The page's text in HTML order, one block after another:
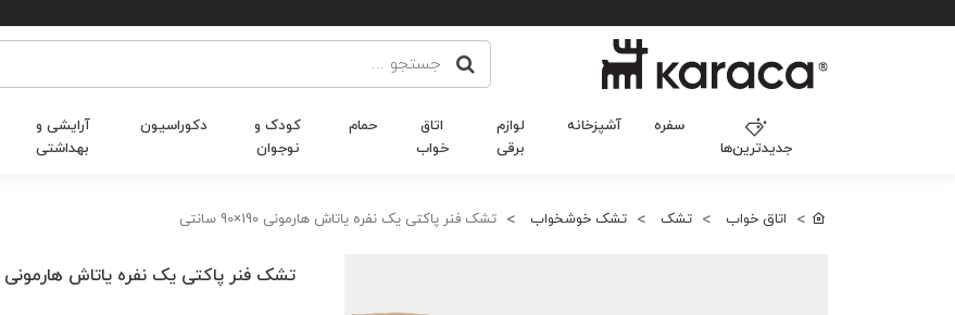
جدیدترین‌ها
سفره آشپزخانه
لوازم
برقی
اتاق
خواب
حمام
کودک و
نوجوان
دکوراسیون
آرایشی و
بهداشتی
اتاق خواب تشک تشک خوشخواب تشک فنر پاکتی یک نفره یاتاش هارمونی 190×90 سانتی
تشک فنر پاکتی یک نفره یاتاش هارمونی 190×90 سانتی